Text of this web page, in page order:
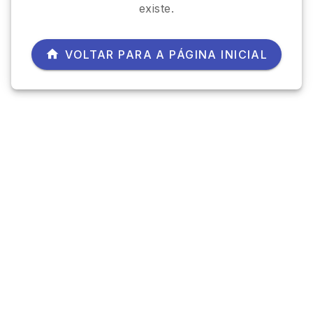
existe.
VOLTAR PARA A PÁGINA INICIAL